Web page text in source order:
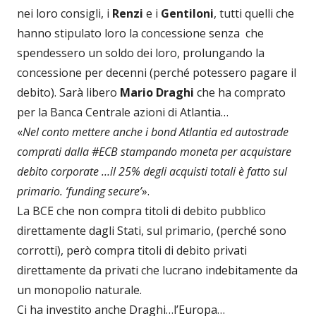
nei loro consigli, i Renzi e i Gentiloni, tutti quelli che
hanno stipulato loro la concessione senza che
spendessero un soldo dei loro, prolungando la
concessione per decenni (perché potessero pagare il
debito). Sarà libero Mario Draghi che ha comprato
per la Banca Centrale azioni di Atlantia…
«Nel conto mettere anche i bond Atlantia ed autostrade
comprati dalla #ECB stampando moneta per acquistare
debito corporate …il 25% degli acquisti totali è fatto sul
primario. ‘funding secure’».
La BCE che non compra titoli di debito pubblico
direttamente dagli Stati, sul primario, (perché sono
corrotti), però compra titoli di debito privati
direttamente da privati che lucrano indebitamente da
un monopolio naturale.
Ci ha investito anche Draghi…l’Europa…